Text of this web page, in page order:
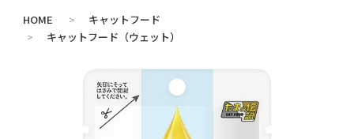
HOME > キャットフード
> キャットフード（ウェット）